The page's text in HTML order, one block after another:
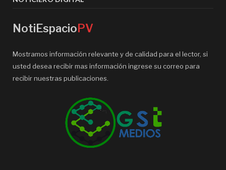
NotiEspacioPV
Mostramos información relevante y de calidad para el lector, si
usted desea recibir mas información ingrese su correo para
recibir nuestras publicaciones.